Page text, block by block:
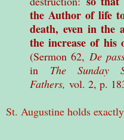
the Author of life
death, even in the
the increase of his
(Sermon 62, De
in The Sunday
Fathers, vol. 2, p.
St. Augustine holds